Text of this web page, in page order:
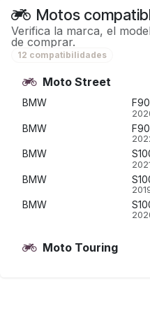
Motos
Verifica la marca, el
de comprar.
12 compatibilidades
Moto Street
BMW
BMW
BMW
BMW
BMW
Moto Touring